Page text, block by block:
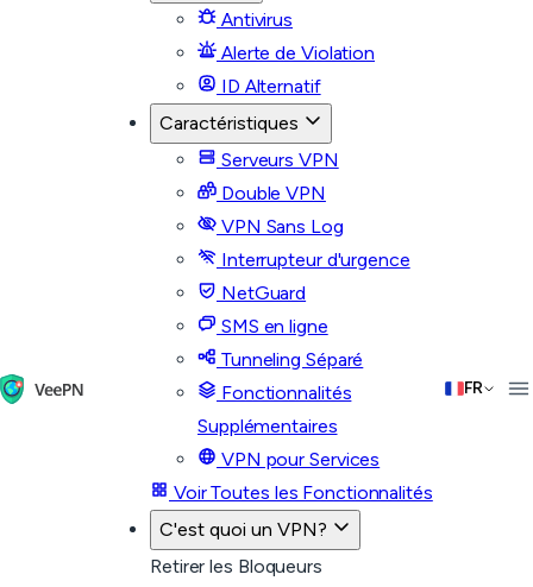
Antivirus
Alerte de Violation
ID Alternatif
Caractéristiques
Serveurs VPN
Double VPN
VPN Sans Log
Interrupteur d'urgence
NetGuard
SMS en ligne
Tunneling Séparé
Fonctionnalités
Supplémentaires
VPN pour Services
Voir Toutes les Fonctionnalités
C'est quoi un VPN?
Retirer les Bloqueurs
FR